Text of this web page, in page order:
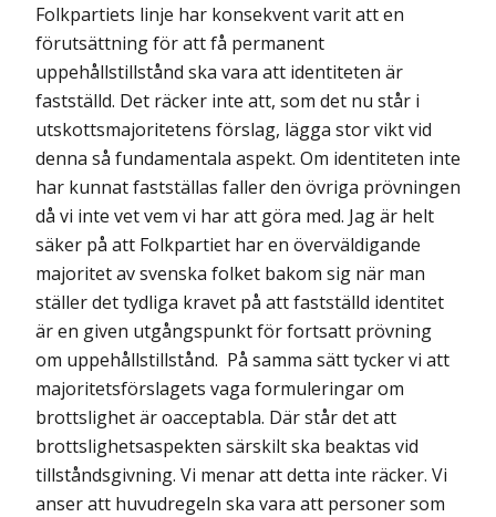
Folkpartiets linje har konsekvent varit att en
förutsättning för att få permanent
uppehållstillstånd ska vara att identiteten är
fastställd. Det räcker inte att, som det nu står i
utskottsmajoritetens förslag, lägga stor vikt vid
denna så fundamentala aspekt. Om identiteten inte
har kunnat fastställas faller den övriga prövningen
då vi inte vet vem vi har att göra med. Jag är helt
säker på att Folkpartiet har en överväldigande
majoritet av svenska folket bakom sig när man
ställer det tydliga kravet på att fastställd identitet
är en given utgångspunkt för fortsatt prövning
om uppehållstillstånd. På samma sätt tycker vi att
majoritetsförslagets vaga formuleringar om
brottslighet är oacceptabla. Där står det att
brottslighetsaspekten särskilt ska beaktas vid
tillståndsgivning. Vi menar att detta inte räcker. Vi
anser att huvudregeln ska vara att personer som